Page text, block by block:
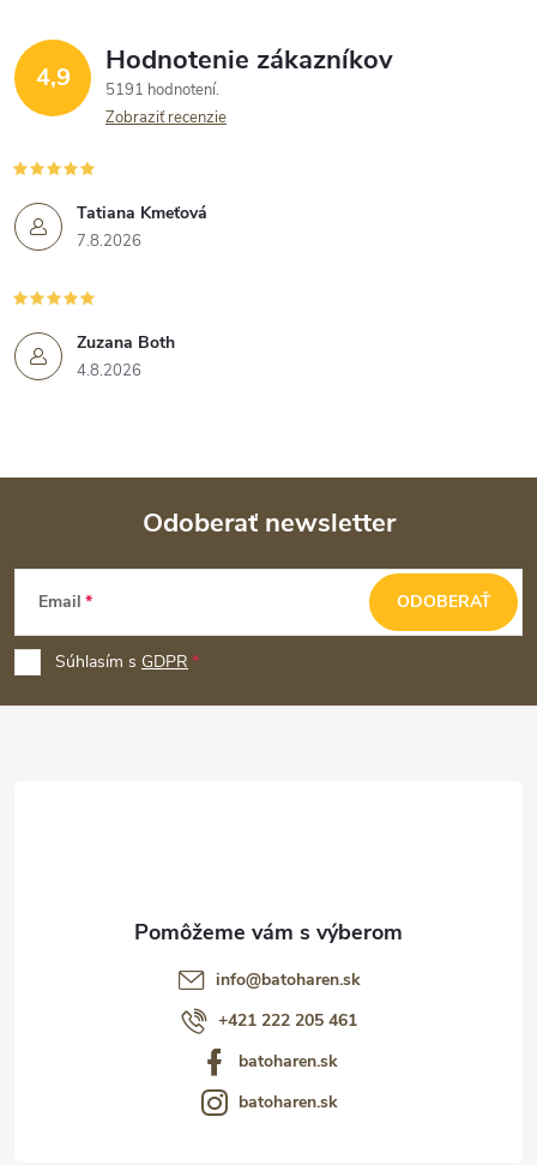
4,9 Hodnotenie zákazníkov
5191 hodnotení
Zobraziť recenzie
Tatiana Kmeťová
7.8.2026
Zuzana Both
4.8.2026
Z
p
ä
Odoberať newsletter
Email
Súhlasím s GDPR
ODOBERAŤ
info@batoharen.sk
+421 222 205 461
batoharen.sk
batoharen.sk